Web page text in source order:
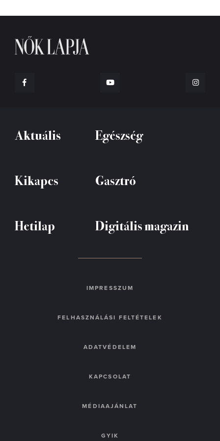
Aktuális Egészség
Kikapcs Gasztró
Hetilap Digitális magazin
IMPRESSZUM
FELHASZNÁLÁSI FELTÉTELEK
ADATVÉDELEM
KAPCSOLAT
MÉDIAAJÁNLAT
GYIK